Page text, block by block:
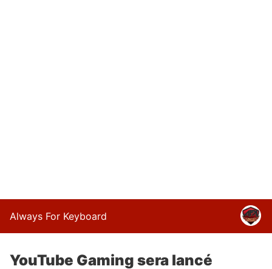
Always For Keyboard
YouTube Gaming sera lancé